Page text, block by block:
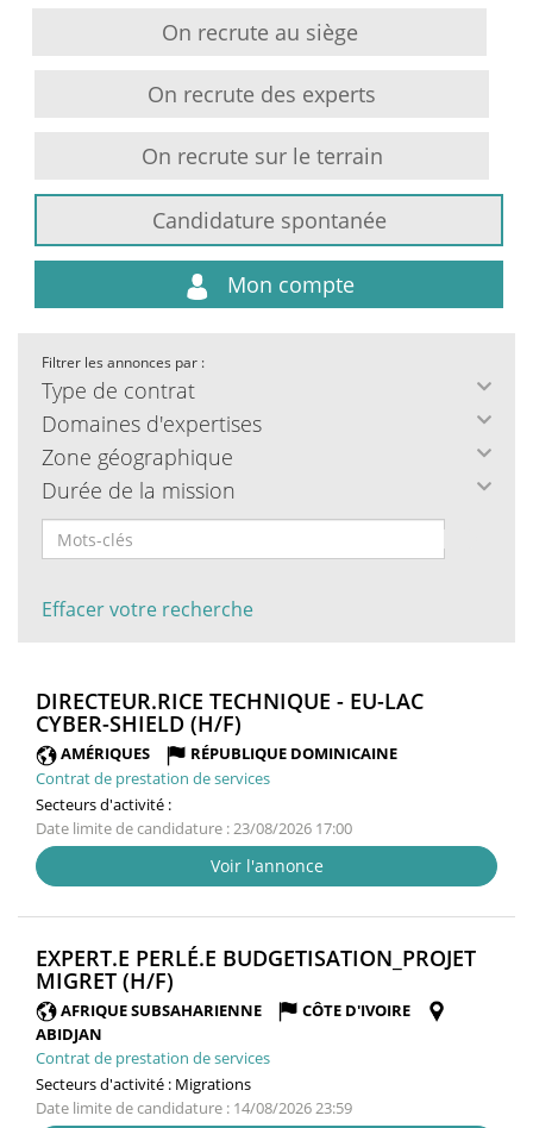
On recrute au siège
On recrute des experts
On recrute sur le terrain
Candidature spontanée
Mon compte
Filtrer les annonces par :
Type de contrat
Domaines d'expertises
Zone géographique
Durée de la mission
Effacer votre recherche
DIRECTEUR.RICE TECHNIQUE - EU-LAC
CYBER-SHIELD (H/F) (NOUVELLE
FENÊTRE)
AMÉRIQUES
RÉPUBLIQUE DOMINICAINE
Contrat de prestation de services
Secteurs d'activité :
Date limite de candidature : 23/08/2026 17:00
Voir l'annonce
EXPERT.E PERLÉ.E BUDGETISATION_PROJET
MIGRET (H/F)
FENÊTRE)
AFRIQUE SUBSAHARIENNE
CÔTE D'IVOIRE
ABIDJAN
Contrat de prestation de services
Secteurs d'activité : Migrations
Date limite de candidature : 14/08/2026 23:59